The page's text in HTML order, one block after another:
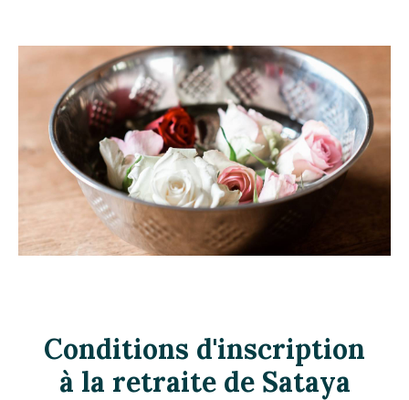
Conditions d'inscription
à la retraite de Sataya